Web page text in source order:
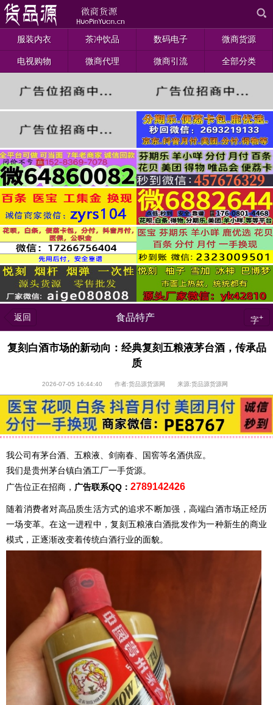
服装内衣 茶冲饮品 数码电子 微商货源
电视购物 微商代理 微商引流 全部分类
返回 食品特产 字+
复刻白酒市场的新动向：经典复刻五粮液茅台酒，传承品
质
2026-07-05 16:44:40 作者:货品源货源网 来源:货品源货源网
我公司有茅台酒、五粮液、剑南春、国窖等名酒供应。
我们是贵州茅台镇白酒工厂一手货源。
广告位正在招商， 广告联系QQ： 2789142426
随着消费者对高品质生活方式的追求不断加强，高端白酒市场正经历
一场变革。在这一进程中，复刻五粮液白酒批发作为一种新生的商业
模式，正逐渐改变着传统白酒行业的面貌。